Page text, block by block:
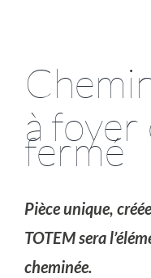
à
fermé
Pièce unique,
TOTEM sera
cheminée.